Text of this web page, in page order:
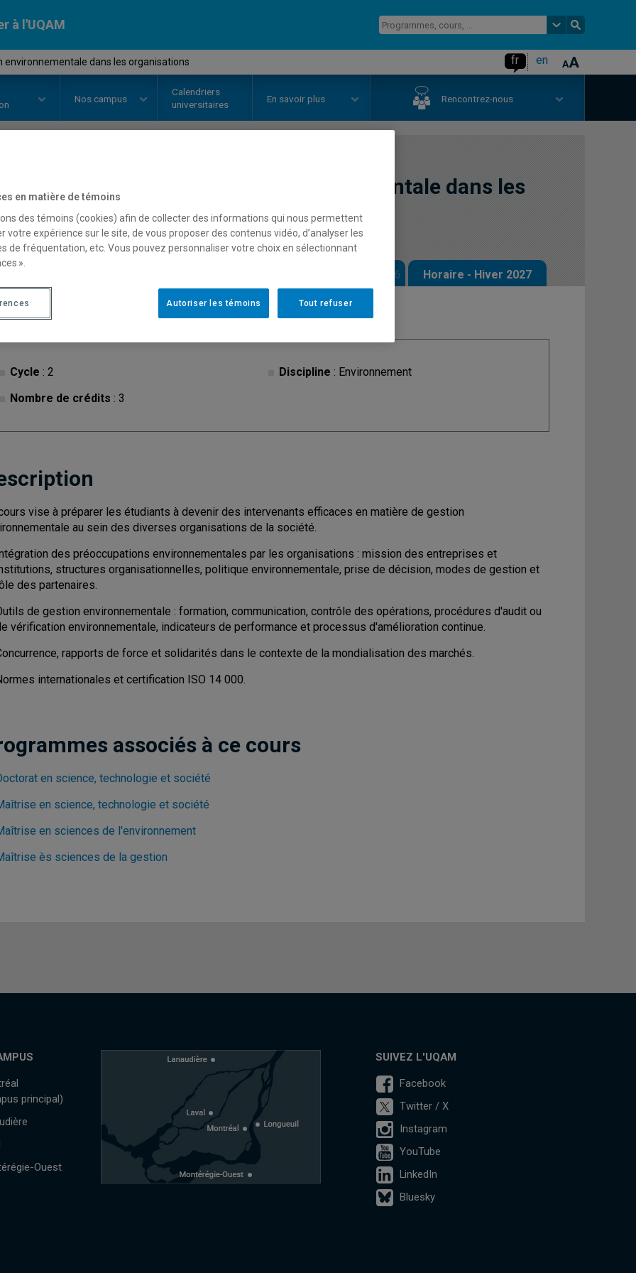
à l'UQAM
environnementale dans les organisations fr en
Nos campus
Calendriers
universitaires
En savoir plus Rencontrez-nous
ENV7120
Gestion environnementale dans les
organisations
Horaire - Automne 2026 Horaire - Hiver 2027
Cycle : 2
Nombre de crédits : 3
Discipline : Environnement
vise à préparer les étudiants à devenir des intervenants efficaces en matière de gestion
au sein des diverses organisations de la société.
des préoccupations environnementales par les organisations : mission des entreprises et
structures organisationnelles, politique environnementale, prise de décision, modes de gestion et
des partenaires.
de gestion environnementale : formation, communication, contrôle des opérations, procédures d'audit ou
vérification environnementale, indicateurs de performance et processus d'amélioration continue.
rapports de force et solidarités dans le contexte de la mondialisation des marchés.
internationales et certification ISO 14 000.
associés à ce cours
en science, technologie et société
en science, technologie et société
en sciences de l'environnement
ès sciences de la gestion
principal)
Ouest
SUIVEZ L'UQAM
Facebook
Twitter / X
Instagram
YouTube
LinkedIn
Bluesky
en matière de témoins
des témoins (cookies) afin de collecter des informations qui nous permettent
votre expérience sur le site, de vous proposer des contenus vidéo, d’analyser les
de fréquentation, etc. Vous pouvez personnaliser votre choix en sélectionnant
».
Tout refuser
Autoriser les témoins